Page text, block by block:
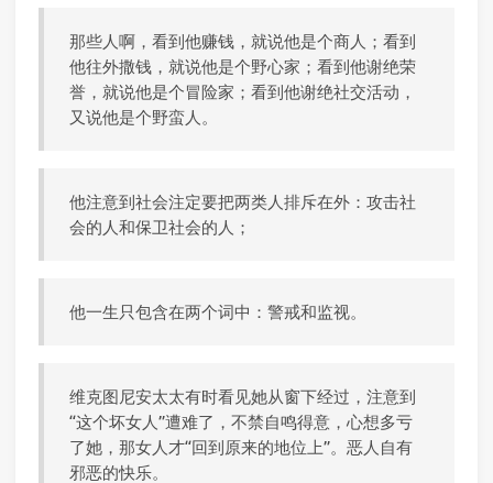
那些人啊，看到他赚钱，就说他是个商人；看到
他往外撒钱，就说他是个野心家；看到他谢绝荣
誉，就说他是个冒险家；看到他谢绝社交活动，
又说他是个野蛮人。
他注意到社会注定要把两类人排斥在外：攻击社
会的人和保卫社会的人；
他一生只包含在两个词中：警戒和监视。
维克图尼安太太有时看见她从窗下经过，注意到
“这个坏女人”遭难了，不禁自鸣得意，心想多亏
了她，那女人才“回到原来的地位上”。恶人自有
邪恶的快乐。